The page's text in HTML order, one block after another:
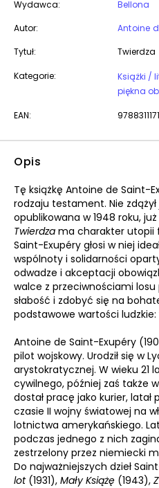
Wydawca:
Bellona
Autor:
Antoine
Tytuł:
Twierdza
Kategorie:
Książki /
piękna
EAN:
Opis
Tę książkę Antoine de Saint-
rodzaju testament. Nie
opublikowana w 1948 roku,
Twierdza ma charakter utopii
Saint-Exupéry głosi w niej
wspólnoty i solidarności
odwadze i akceptacji
walce z przeciwnościami
słabość i zdobyć się na
podstawowe wartości ludzkie:
Antoine de Saint-Exupéry
pilot wojskowy. Urodził się w
arystokratycznej. W wieku 21
cywilnego, później zaś także
dostał pracę jako kurier,
czasie II wojny światowej na
lotnictwa amerykańskiego.
podczas jednego z nich
zestrzelony przez niemiecki
Do najważniejszych dzieł
lot(1931), Mały Książę (1943),